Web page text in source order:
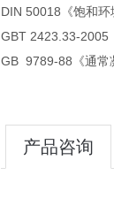
DIN 50018《饱和环
GBT 2423.33-2005
GB 9789-88《通常
产品咨询